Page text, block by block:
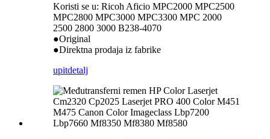
Koristi se u: Ricoh Aficio MPC2000 MPC2500
MPC2800 MPC3000 MPC3300 MPC 2000
2500 2800 3000 B238-4070
●Original
●Direktna prodaja iz fabrike
upitdetalj